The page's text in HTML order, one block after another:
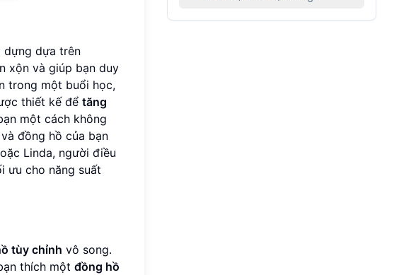
dựa trên
xộn và giúp bạn duy
trong một buổi học,
thiết kế để tăng
một cách không
đồng hồ của bạn
Linda, người điều
ưu cho năng suất
tùy chỉnh vô song.
thích một đồng hồ